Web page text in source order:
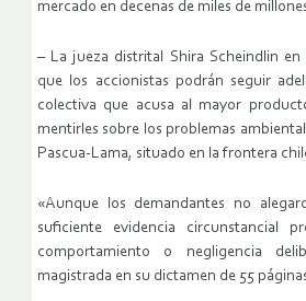
mercado en decenas de miles de
– La jueza distrital Shira Scheindlin
que los accionistas podrán seguir
colectiva que acusa al mayor
mentirles sobre los problemas
Pascua-Lama, situado en la frontera
«Aunque los demandantes no
suficiente evidencia circunstancial
comportamiento o negligencia
magistrada en su dictamen de 55